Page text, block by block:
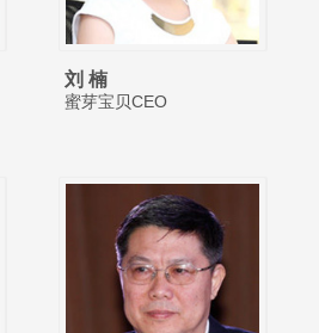
刘 楠
蜜芽宝贝CEO